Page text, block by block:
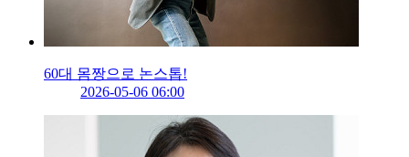
60대 몸짱으로 논스톱!
2026-05-06 06:00